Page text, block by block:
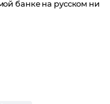
банке на русском ни